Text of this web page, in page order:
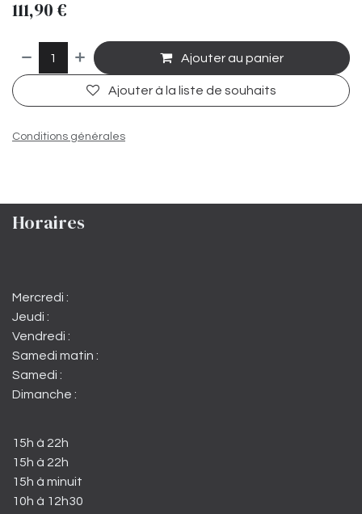
111,90 €
Ajouter au panier
Ajouter à la liste de souhaits
Conditions générales
Horaires
Mercredi :
Jeudi :
Vendredi :
Samedi matin :
Samedi :
Dimanche :
15h à 22h
15h à 22h
15h à minuit
10h à 12h30